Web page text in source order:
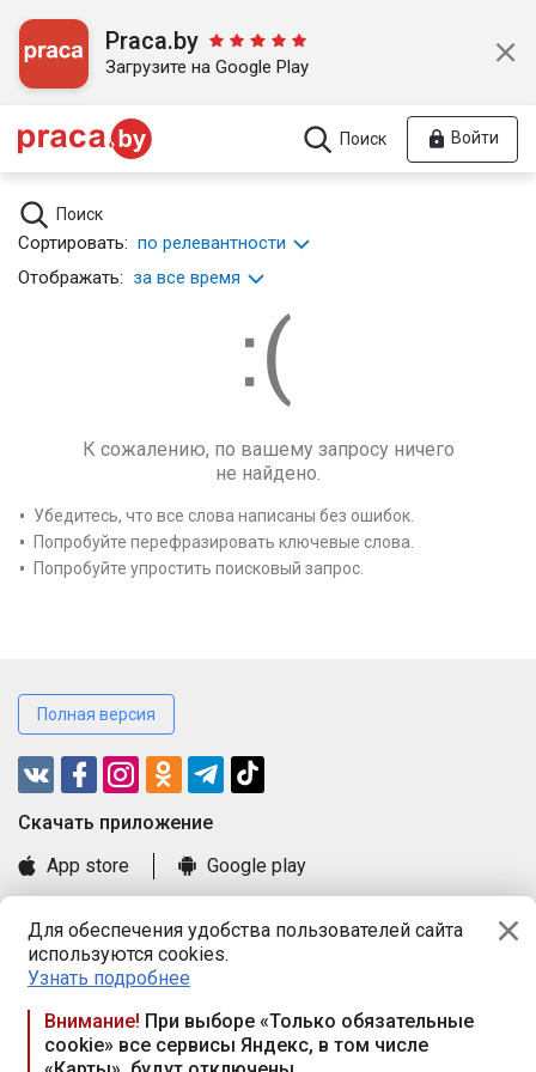
Для обеспечения удобства пользователей сайта
используются cookies.
Узнать подробнее
Внимание! При выборе «Только обязательные
cookie» все сервисы Яндекс, в том числе
Praca.by
Загрузите на Google Play
Поиск Войти
Поиск
Сортировать: по релевантности
Отображать: за все время
К сожалению, по вашему запросу ничего
не найдено.
Убедитесь, что все слова написаны без ошибок.
Попробуйте перефразировать ключевые слова.
Попробуйте упростить поисковый запрос.
Полная версия
Cкачать приложение
App store
Google play
Книга замечаний и предложений
Правила и документы
Praca.by © 2000—2026, ООО «ПРАЦА БАЙ»
Республика Беларусь, 220114, г. Минск, пр-т Независимости
117а, пом. № 9.